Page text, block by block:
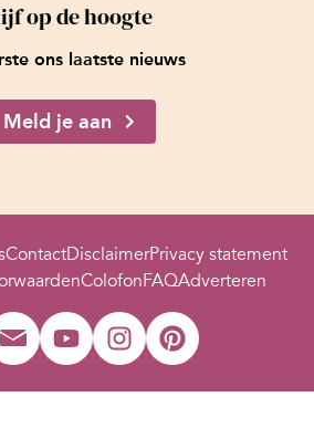
op de hoogte
ons laatste nieuws
Meld je aan
ContactDisclaimerPrivacy statement
ColofonFAQAdverteren